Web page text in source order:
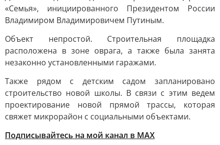
«Семья», инициированного Президентом России
Владимиром Владимировичем Путиным.
Объект непростой. Строительная площадка
расположена в зоне оврага, а также была занята
незаконно установленными гаражами.
Также рядом с детским садом запланировано
строительство новой школы. В связи с этим ведем
проектирование новой прямой трассы, которая
свяжет микрорайон с социальными объектами.
Подписывайтесь на мой канал в МАХ